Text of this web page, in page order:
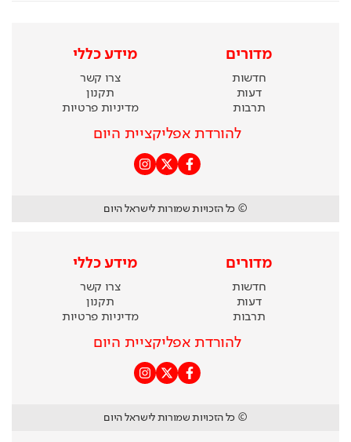
מדורים
חדשות
דעות
תרבות
מידע כללי
צרו קשר
תקנון
מדיניות פרטיות
להורדת אפליקציית היום
© כל הזכויות שמורות לישראל היום
מדורים
חדשות
דעות
תרבות
מידע כללי
צרו קשר
תקנון
מדיניות פרטיות
להורדת אפליקציית היום
© כל הזכויות שמורות לישראל היום